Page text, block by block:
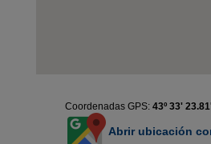
Coordenadas GPS: 43º 33'
Abrir ubicación